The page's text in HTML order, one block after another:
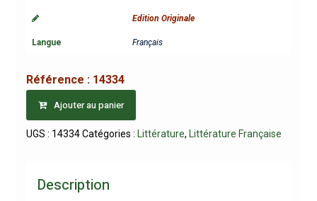
Edition Originale
Langue Français
Référence : 14334
Ajouter au panier
UGS : 14334 Catégories : Littérature, Littérature Française
Description